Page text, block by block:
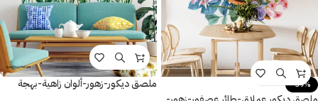
-39%
ملصق ديكور-زهور-ألوان زاهية-بهجة